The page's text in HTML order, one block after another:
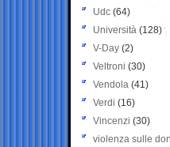
Udc (64)
Università (128)
V-Day (2)
Veltroni (30)
Vendola (41)
Verdi (16)
Vincenzi (30)
violenza sulle